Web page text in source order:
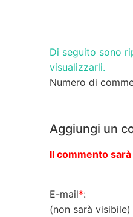
Di seguito sono
visualizzarli.
Numero di
Aggiungi un
Il commento
E-mail*:
(non sarà visibile)